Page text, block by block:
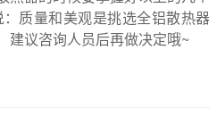
质量和美观是挑选全铝散热器
建议咨询人员后再做决定哦~